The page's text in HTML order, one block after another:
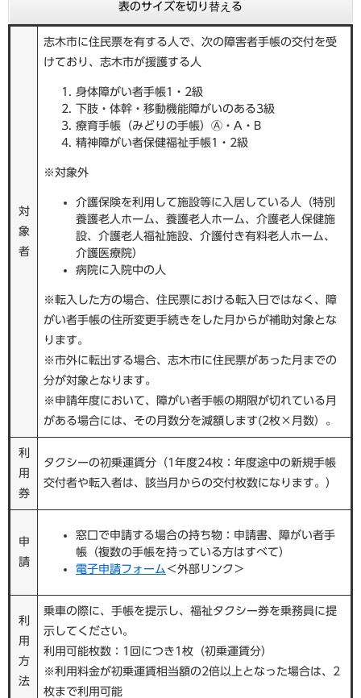
表のサイズを切り替える
対
象
者
志木市に住民票を有する人で、次の障害者手帳の交付を受
けており、志木市が援護する人
身体障がい者手帳1・2級
下肢・体幹・移動機能障がいのある3級
療育手帳（みどりの手帳）Ⓐ・A・B
精神障がい者保健福祉手帳1・2級
※対象外
介護保険を利用して施設等に入居している人（特別
養護老人ホーム、養護老人ホーム、介護老人保健施
設、介護老人福祉施設、介護付き有料老人ホーム、
介護医療院）
病院に入院中の人
​※転入した方の場合、住民票における転入日ではなく、障
がい者手帳の住所変更手続きをした月からが補助対象とな
ります。
※市外に転出する場合、志木市に住民票があった月までの
分が対象となります。
※申請年度において、障がい者手帳の期限が切れている月
がある場合には、その月数分を減額します(2枚×月数）。
利
用
券
タクシーの初乗運賃分（1年度24枚：年度途中の新規手帳
交付者や転入者は、該当月からの交付枚数になります。）
申
請
窓口で申請する場合の持ち物：申請書、障がい者手
帳（複数の手帳を持っている方はすべて）
電子申請フォーム ＜外部リンク＞
利
用
方
法
乗車の際に、手帳を提示し、福祉タクシー券を乗務員に提
示してください。
利用可能枚数：1回につき1枚（初乗運賃分）
※利用料金が初乗運賃相当額の2倍以上となった場合は、2
枚まで利用可能